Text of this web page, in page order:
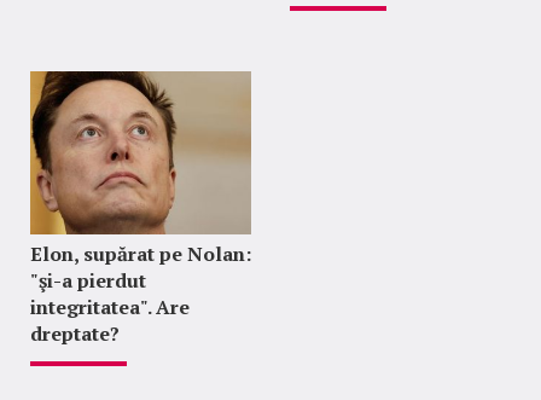
Elon, supărat pe Nolan:
"şi-a pierdut
integritatea". Are
dreptate?